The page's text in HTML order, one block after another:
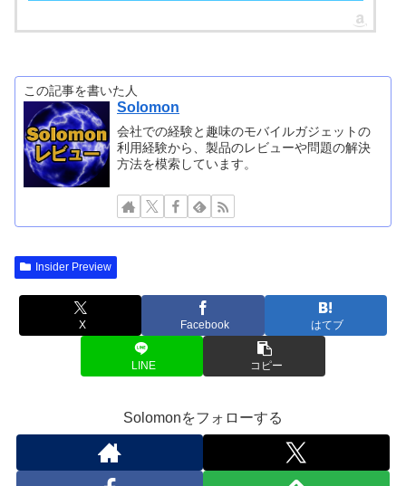
この記事を書いた人
Solomon
会社での経験と趣味のモバイルガジェットの
利用経験から、製品のレビューや問題の解決
方法を模索しています。
Insider Preview
X Facebook はてブ
LINE コピー
Solomonをフォローする